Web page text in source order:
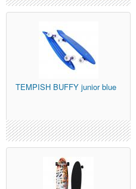
TEMPISH BUFFY junior blue